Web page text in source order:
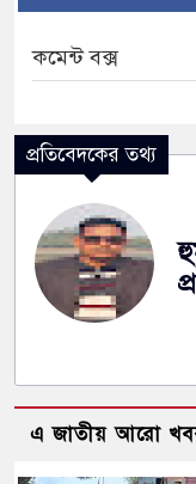
কমেন্ট বক্স
প্রতিবেদকের তথ্য
এ জাতীয় আরো